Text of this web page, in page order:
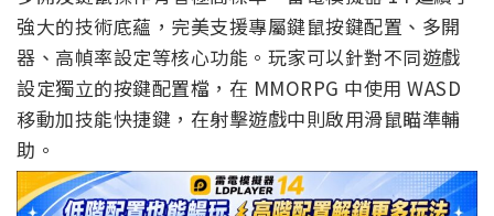
強大的技術底蘊，完美支援專屬鍵鼠按鍵配置、多開
器、高幀率設定等核心功能。玩家可以針對不同遊戲
設定獨立的按鍵配置檔，在 MMORPG 中使用 WASD
移動加技能快捷鍵，在射擊遊戲中則啟用滑鼠瞄準輔
助。